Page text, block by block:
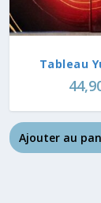
Tableau
Ajouter au